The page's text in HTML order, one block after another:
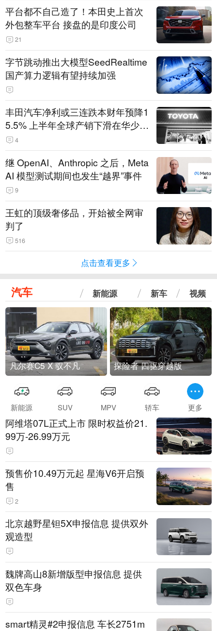
平台都不自己造了！本田史上首次
外包整车平台 接盘的是印度公司
21
字节跳动推出大模型SeedRealtime
国产算力逻辑有望持续加强
丰田汽车净利或三连跌本财年预降1
5.5% 上半年全球产销下滑在华少卖
14.3万辆
4
继 OpenAI、Anthropic 之后，Meta
AI 模型测试期间也发生“越界”事件
9
王虹的顶级奢侈品，开始被全网审
判了
516
点击查看更多
汽车 新能源 新车 视频
凡尔赛C5 X 驭不凡 探险者 四驱穿越版
新能源 SUV MPV 轿车 更多
阿维塔07L正式上市 限时权益价21.
99万-26.99万元
预售价10.49万元起 星海V6开启预
售
2
北京越野星钽5X申报信息 提供双外
观造型
魏牌高山8新增版型申报信息 提供
双色车身
smart精灵#2申报信息 车长2751m